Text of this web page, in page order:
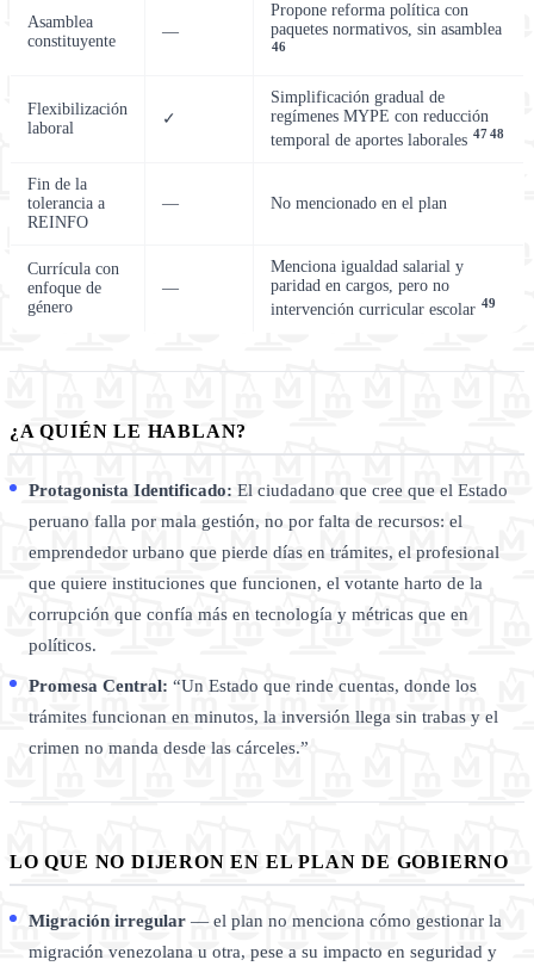
Asamblea
constituyente
—
Propone reforma política con
paquetes normativos, sin asamblea
46
Flexibilización
laboral
✓
Simplificación gradual de
regímenes MYPE con reducción
temporal de aportes laborales 4748
Fin de la
tolerancia a
REINFO
— No mencionado en el plan
Currícula con
enfoque de
género
—
Menciona igualdad salarial y
paridad en cargos, pero no
intervención curricular escolar 49
¿A QUIÉN LE HABLAN?
Protagonista Identificado: El ciudadano que cree que el Estado
peruano falla por mala gestión, no por falta de recursos: el
emprendedor urbano que pierde días en trámites, el profesional
que quiere instituciones que funcionen, el votante harto de la
corrupción que confía más en tecnología y métricas que en
políticos.
Promesa Central: “Un Estado que rinde cuentas, donde los
trámites funcionan en minutos, la inversión llega sin trabas y el
crimen no manda desde las cárceles.”
LO QUE NO DIJERON EN EL PLAN DE GOBIERNO
Migración irregular — el plan no menciona cómo gestionar la
migración venezolana u otra, pese a su impacto en seguridad y